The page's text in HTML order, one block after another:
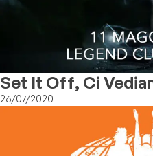
Set It Off, Ci
26/07/2020